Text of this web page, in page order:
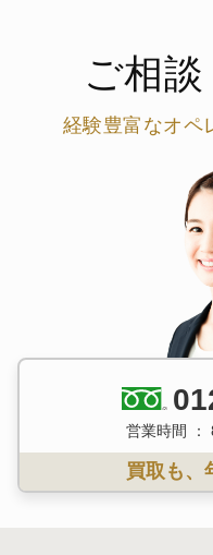
ご相
経験豊富なオペ
営業時間 ：
買取も、